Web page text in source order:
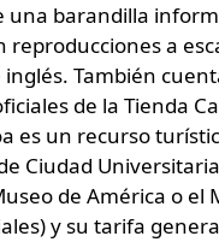
una barandilla
a
También
de la Tienda
es un recurso
Ciudad
de América o el
y su tarifa